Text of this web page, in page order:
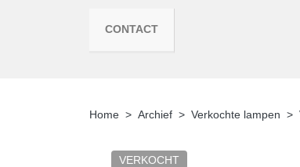
CONTACT
Home Archief Verkochte lampen
VERKOCHT